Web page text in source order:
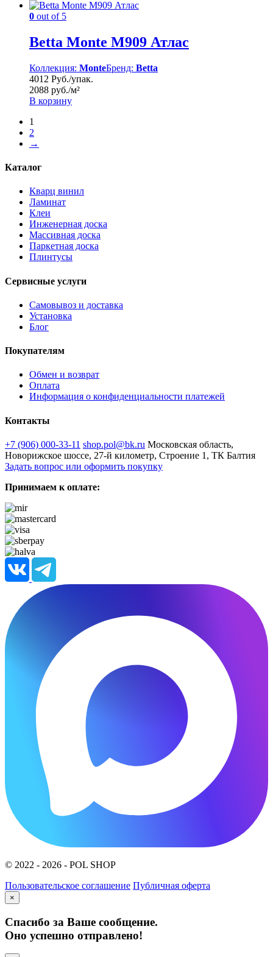
0 out of 5
Betta Monte M909 Атлас
Коллекция: MonteБренд: Betta
4012 Руб./упак.
2088 руб./м²
В корзину
1
2
→
Каталог
Кварц винил
Ламинат
Клеи
Инженерная доска
Массивная доска
Паркетная доска
Плинтусы
Сервисные услуги
Самовывоз и доставка
Установка
Блог
Покупателям
Обмен и возврат
Оплата
Информация о конфиденциальности платежей
Контакты
+7 (906) 000-33-11 shop.pol@bk.ru Московская область,
Новорижское шоссе, 27-й километр, Строение 1, ТК Балтия
Задать вопрос или оформить покупку
Принимаем к оплате:
© 2022 - 2026 - POL SHOP
Пользовательское соглашение Публичная оферта
×
Спасибо за Ваше сообщение.
Оно успешно отправлено!